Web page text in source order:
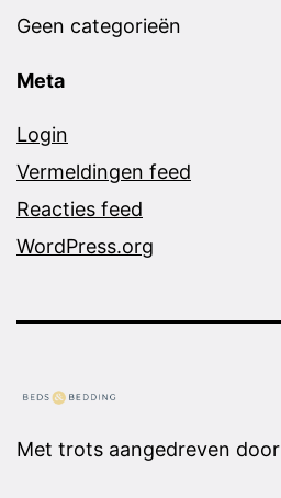
Geen categorieën
Meta
Login
Vermeldingen feed
Reacties feed
WordPress.org
Met trots aangedreven door